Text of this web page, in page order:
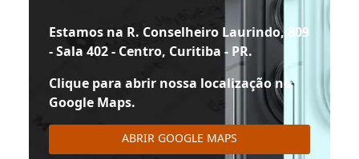
Estamos na R. Conselheiro Laurindo, 809
- Sala 402 - Centro, Curitiba - PR.
Clique para abrir nossa localização no
Google Maps.
ABRIR GOOGLE MAPS